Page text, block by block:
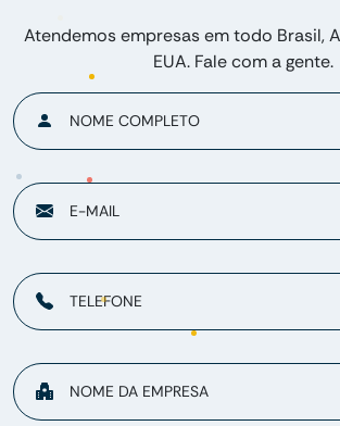
Atendemos empresas em todo Brasil,
EUA. Fale com a gente.
NOME COMPLETO
E-MAIL
TELEFONE
NOME DA EMPRESA